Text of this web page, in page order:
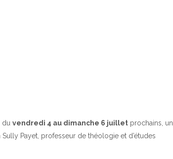
du vendredi 4 au dimanche 6 juilletprochains, un
Payet, professeur de théologie et d’études